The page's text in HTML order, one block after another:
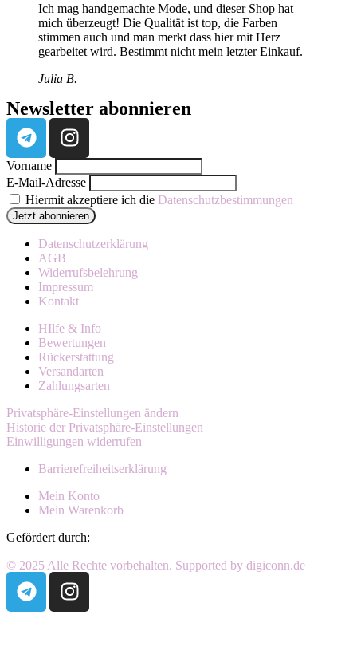
Ich mag handgemachte Mode, und dieser Shop hat
mich überzeugt! Die Qualität ist top, die Farben
stimmen auch und man merkt dass hier mit Herz
gearbeitet wird. Bestimmt nicht mein letzter Einkauf.
Julia B.
Newsletter abonnieren
Vorname
E-Mail-Adresse
Hiermit akzeptiere ich die Datenschutzbestimmungen
Datenschutzerklärung
AGB
Widerrufsbelehrung
Impressum
Kontakt
HIlfe & Info
Bewertungen
Rückerstattung
Versandarten
Zahlungsarten
Privatsphäre-Einstellungen ändern
Historie der Privatsphäre-Einstellungen
Einwilligungen widerrufen
Barrierefreiheitserklärung
Mein Konto
Mein Warenkorb
Gefördert durch:
© 2025 Alle Rechte vorbehalten. Supported by digiconn.de